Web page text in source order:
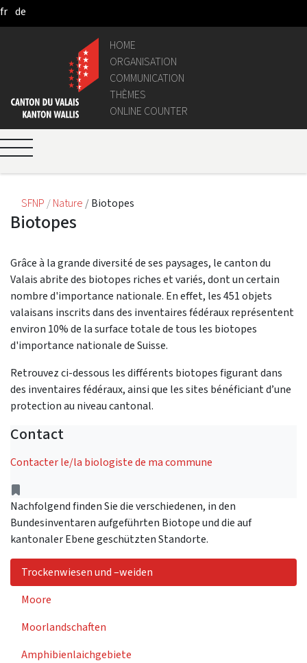
Pular para o Conteúdo principal
fr de
HOME
ORGANISATION
COMMUNICATION
THÈMES
ONLINE COUNTER
SFNP Nature Biotopes
Biotopes
Grâce à la grande diversité de ses paysages, le canton du
Valais abrite des biotopes riches et variés, dont un certain
nombre d'importance nationale. En effet, les 451 objets
valaisans inscrits dans des inventaires fédéraux représentent
environ 10% de la surface totale de tous les biotopes
d'importance nationale de Suisse.
Retrouvez ci-dessous les différents biotopes figurant dans
des inventaires fédéraux, ainsi que les sites bénéficiant d’une
protection au niveau cantonal.
Contact
Contacter le/la biologiste de ma commune
Nachfolgend finden Sie die verschiedenen, in den
Bundesinventaren aufgeführten Biotope und die auf
kantonaler Ebene geschützten Standorte.
Trockenwiesen und –weiden
Moore
Moorlandschaften
Amphibienlaichgebiete